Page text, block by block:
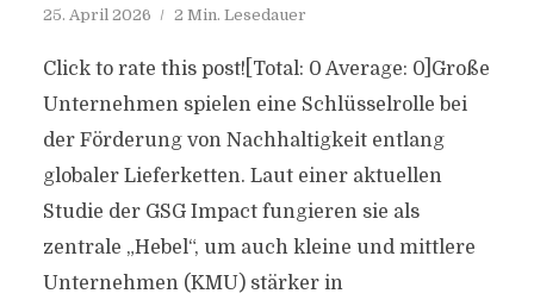
25. April 2026 2 Min. Lesedauer
Click to rate this post![Total: 0 Average: 0]Große
Unternehmen spielen eine Schlüsselrolle bei
der Förderung von Nachhaltigkeit entlang
globaler Lieferketten. Laut einer aktuellen
Studie der GSG Impact fungieren sie als
zentrale „Hebel“, um auch kleine und mittlere
Unternehmen (KMU) stärker in